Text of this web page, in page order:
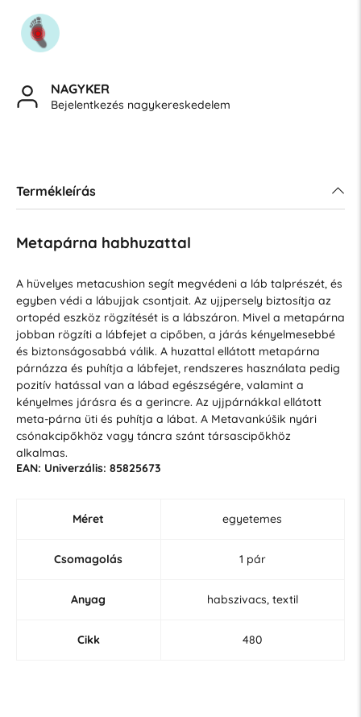
NAGYKER
Bejelentkezés nagykereskedelem
Termékleírás
Metapárna habhuzattal
A hüvelyes metacushion segít megvédeni a láb talprészét, és
egyben védi a lábujjak csontjait. Az ujjpersely biztosítja az
ortopéd eszköz rögzítését is a lábszáron. Mivel a metapárna
jobban rögzíti a lábfejet a cipőben, a járás kényelmesebbé
és biztonságosabbá válik. A huzattal ellátott metapárna
párnázza és puhítja a lábfejet, rendszeres használata pedig
pozitív hatással van a lábad egészségére, valamint a
kényelmes járásra és a gerincre. Az ujjpárnákkal ellátott
meta-párna üti és puhítja a lábat. A Metavankúšik nyári
csónakcipőkhöz vagy táncra szánt társascipőkhöz
alkalmas.
EAN: Univerzális: 85825673
Méret egyetemes
Csomagolás 1 pár
Anyag habszivacs, textil
Cikk 480